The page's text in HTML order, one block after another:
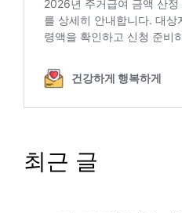
최근 글